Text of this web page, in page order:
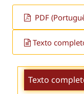
PDF
Texto
Texto